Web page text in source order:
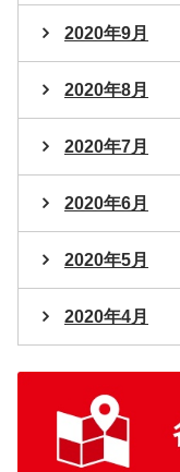
2020年9月
2020年8月
2020年7月
2020年6月
2020年5月
2020年4月